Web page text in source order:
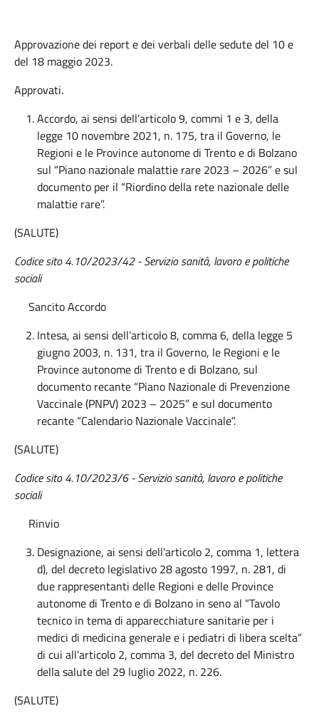
Approvazione dei report e dei verbali delle sedute del 10 e
del 18 maggio 2023.
Approvati.
Accordo, ai sensi dell’articolo 9, commi 1 e 3, della
legge 10 novembre 2021, n. 175, tra il Governo, le
Regioni e le Province autonome di Trento e di Bolzano
sul “Piano nazionale malattie rare 2023 – 2026” e sul
documento per il “Riordino della rete nazionale delle
malattie rare”.
(SALUTE)
Codice sito 4.10/2023/42 -Servizio sanità, lavoro e politiche
sociali
Sancito Accordo
Intesa, ai sensi dell’articolo 8, comma 6, della legge 5
giugno 2003, n. 131, tra il Governo, le Regioni e le
Province autonome di Trento e di Bolzano, sul
documento recante “Piano Nazionale di Prevenzione
Vaccinale (PNPV) 2023 – 2025” e sul documento
recante “Calendario Nazionale Vaccinale”.
(SALUTE)
Codice sito 4.10/2023/6 - Servizio sanità, lavoro e politiche
sociali
Rinvio
Designazione, ai sensi dell'articolo 2, comma 1, lettera
d), del decreto legislativo 28 agosto 1997, n. 281, di
due rappresentanti delle Regioni e delle Province
autonome di Trento e di Bolzano in seno al “Tavolo
tecnico in tema di apparecchiature sanitarie per i
medici di medicina generale e i pediatri di libera scelta”
di cui all’articolo 2, comma 3, del decreto del Ministro
della salute del 29 luglio 2022, n. 226.
(SALUTE)